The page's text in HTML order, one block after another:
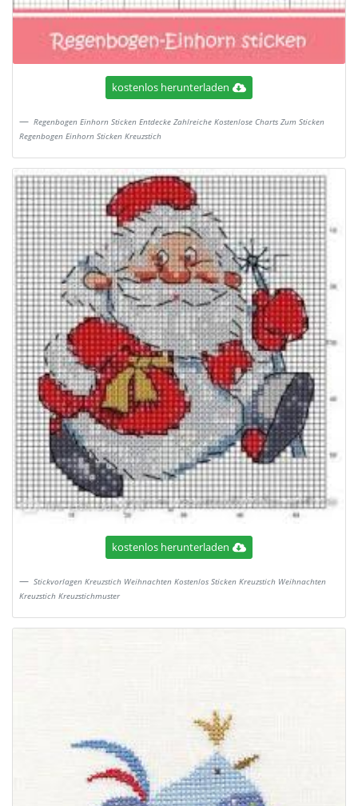
kostenlos herunterladen
Regenbogen Einhorn Sticken Entdecke Zahlreiche Kostenlose Charts Zum Sticken
Regenbogen Einhorn Sticken Kreuzstich
kostenlos herunterladen
Stickvorlagen Kreuzstich Weihnachten Kostenlos Sticken Kreuzstich Weihnachten
Kreuzstich Kreuzstichmuster